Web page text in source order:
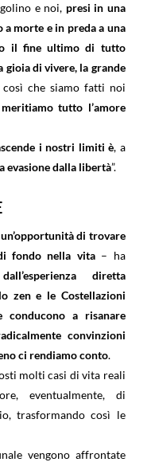
e noi, presi in una
morte e in preda a una
il fine ultimo di tutto
di vivere, la grande
che siamo fatti noi
tutto l’amore
i nostri limiti è, a
evasione dalla libertà”.
un’opportunità di trovare
fondo nella vita– ha
diretta
zen e le Costellazioni
a risanare
convinzioni
ci rendiamo conto.
molti casi di vita reali
eventualmente, di
trasformando così le
vengono affrontate